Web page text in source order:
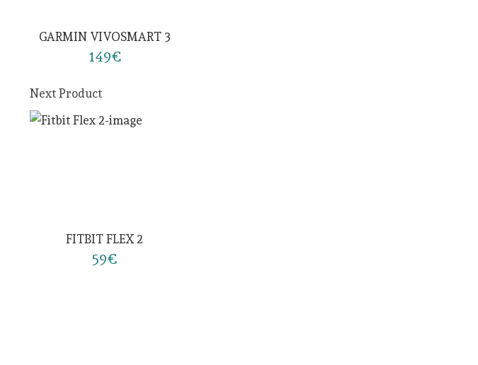
GARMIN VIVOSMART 3
149€
Next Product
FITBIT FLEX 2
59€